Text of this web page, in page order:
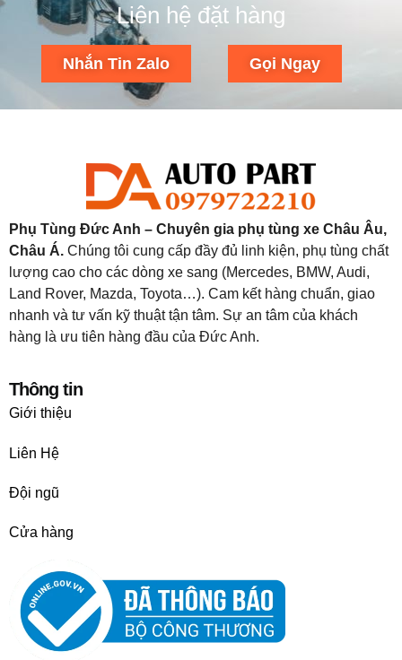
Liên hệ đặt hàng
Nhắn Tin Zalo Gọi Ngay
Phụ Tùng Đức Anh – Chuyên gia phụ tùng xe Châu Âu,
Châu Á. Chúng tôi cung cấp đầy đủ linh kiện, phụ tùng chất
lượng cao cho các dòng xe sang (Mercedes, BMW, Audi,
Land Rover, Mazda, Toyota…). Cam kết hàng chuẩn, giao
nhanh và tư vấn kỹ thuật tận tâm. Sự an tâm của khách
hàng là ưu tiên hàng đầu của Đức Anh.
Thông tin
Giới thiệu
Liên Hệ
Đội ngũ
Cửa hàng